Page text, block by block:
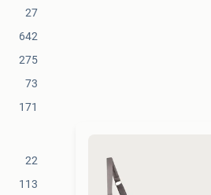
27
642
275
73
171
22
113